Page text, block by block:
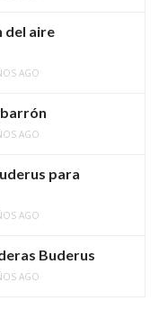
del aire
AGO
AGO
para
AGO
Buderus
AGO